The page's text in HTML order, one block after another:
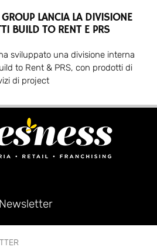
LANCIA LA DIVISIONE
BUILD TO RENT E PRS
sviluppato una divisione interna
to Rent & PRS, con prodotti di
di project
Newsletter